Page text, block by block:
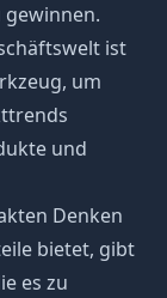
ist
um
und
Denken
bietet, gibt
es zu